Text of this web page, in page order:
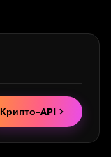
Крипто-API